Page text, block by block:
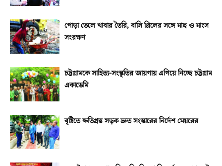
পোড়া তেলে খাবার তৈরি, বাসি গ্রিলের সঙ্গে মাছ ও মাংস
সংরক্ষণ
চট্টগ্রামকে সাহিত্য-সংস্কৃতির জায়গায় এগিয়ে নিচ্ছে চট্টগ্রাম
একাডেমি
বৃষ্টিতে ক্ষতিগ্রস্ত সড়ক দ্রুত সংস্কারের নির্দেশ মেয়রের